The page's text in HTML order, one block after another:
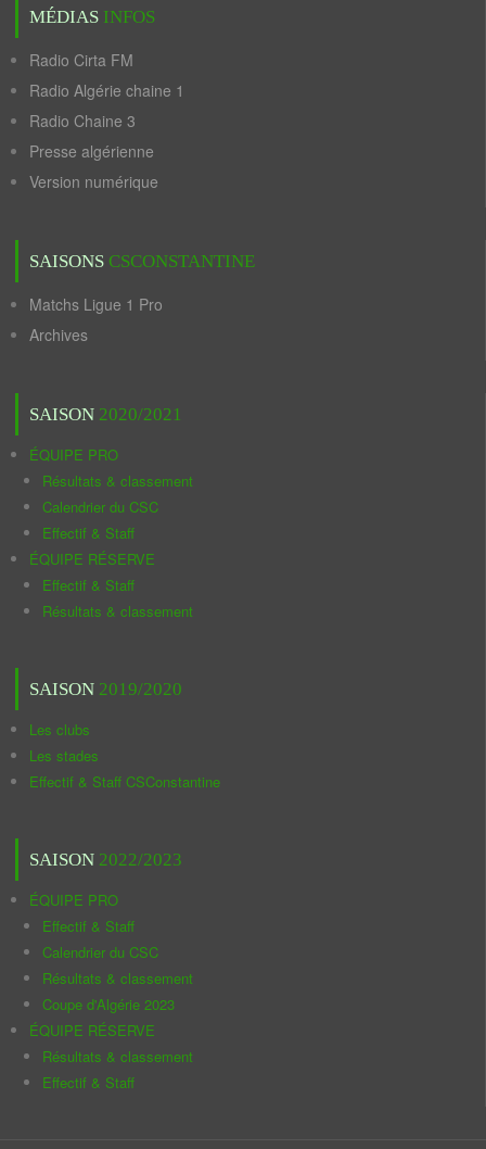
MÉDIAS INFOS
Radio Cirta FM
Radio Algérie chaine 1
Radio Chaine 3
Presse algérienne
Version numérique
SAISONS CSCONSTANTINE
Matchs Ligue 1 Pro
Archives
SAISON 2020/2021
ÉQUIPE PRO
Résultats & classement
Calendrier du CSC
Effectif & Staff
ÉQUIPE RÉSERVE
Effectif & Staff
Résultats & classement
SAISON 2019/2020
Les clubs
Les stades
Effectif & Staff CSConstantine
SAISON 2022/2023
ÉQUIPE PRO
Effectif & Staff
Calendrier du CSC
Résultats & classement
Coupe d'Algérie 2023
ÉQUIPE RÉSERVE
Résultats & classement
Effectif & Staff